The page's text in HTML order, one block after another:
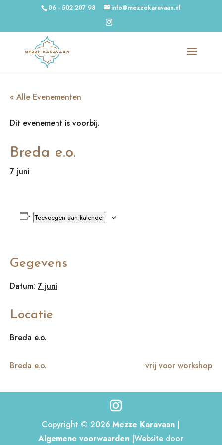
06 - 502 207 98 info@mezzekaravaan.nl
« Alle Evenementen
Dit evenement is voorbij.
Breda e.o.
7 juni
Toevoegen aan kalender
Gegevens
Datum: 7 juni
Locatie
Breda e.o.
Breda e.o. vrij voor workshop
Copyright © 2026Mezze Karavaan |
Algemene voorwaarden |Website door